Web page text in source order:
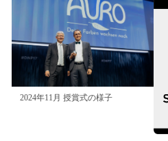
2024年11月 授賞式の様子